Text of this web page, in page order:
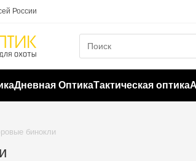
России
Дневная ОптикаТактическая оптика
бинокли